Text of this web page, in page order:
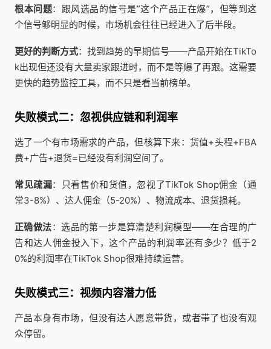
根本问题：跟风选品的信号是”这个产品正在爆”，但等到这
个信号够明显的时候，市场机会往往已经进入了后半段。
更好的判断方式：找到趋势的早期信号——产品开始在TikTo
k出现但还没有大量卖家跟进时，而不是等爆了再跟。这需要
更快的趋势监控工具，而不只是看当前榜单。
失败模式二：忽视供应链和利润率
选了一个有市场需求的产品，但核算下来：货值+头程+FBA
费+广告+退货=已经没有利润空间了。
常见疏漏：只看售价和货值，忽视了TikTok Shop佣金（通
常3-8%）、达人佣金（5-20%）、物流成本、退货损耗。
正确做法：选品的第一步是算清楚利润模型——在合理的广
告和达人佣金投入下，这个产品的利润率还有多少？低于2
0%的利润率在TikTok Shop很难持续运营。
失败模式三：视频内容潜力低
产品本身有市场，但没有达人愿意带货，或者带了也没有观
众停留。